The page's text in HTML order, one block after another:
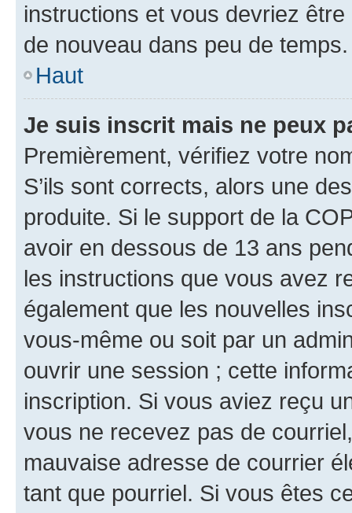
instructions et vous devriez
de nouveau dans peu de temps.
Haut
Je suis inscrit mais ne peux
Premièrement, vérifiez votre
S’ils sont corrects, alors une
produite. Si le support de la
avoir en dessous de 13 ans
les instructions que vous avez
également que les nouvelles
vous-même ou soit par un
ouvrir une session ; cette
inscription. Si vous aviez reçu
vous ne recevez pas de
mauvaise adresse de courrier
tant que pourriel. Si vous êtes